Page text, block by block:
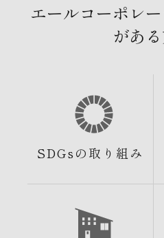
エールコーポレ
があ
SDGsの取り組み